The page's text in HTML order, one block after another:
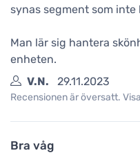
synas segment som inte
Man lär sig hantera
enheten.
V.N.
29.11.2023
Recensionen är översatt.
Bra våg